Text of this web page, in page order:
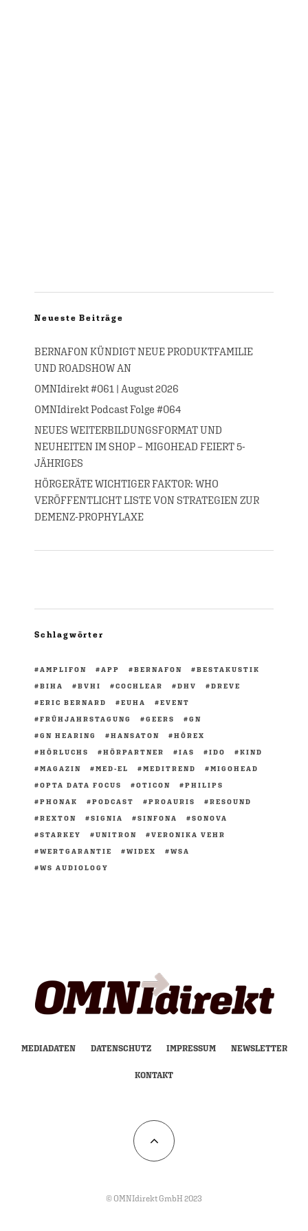
Neueste Beiträge
BERNAFON KÜNDIGT NEUE PRODUKTFAMILIE
UND ROADSHOW AN
OMNIdirekt #061 | August 2026
OMNIdirekt Podcast Folge #064
NEUES WEITERBILDUNGSFORMAT UND
NEUHEITEN IM SHOP – MIGOHEAD FEIERT 5-
JÄHRIGES
HÖRGERÄTE WICHTIGER FAKTOR: WHO
VERÖFFENTLICHT LISTE VON STRATEGIEN ZUR
DEMENZ-PROPHYLAXE
Schlagwörter
AMPLIFON APP BERNAFON
BESTAKUSTIK
BIHA
BVHI COCHLEAR DHV
DREVE
ERIC BERNARD
EUHA
EVENT
FRÜHJAHRSTAGUNG
GEERS
GN
GN HEARING
HANSATON
HÖREX
HÖRLUCHS
HÖRPARTNER IAS IDO
KIND
MAGAZIN
MED-EL MEDITREND
MIGOHEAD
OPTA DATA FOCUS
OTICON
PHILIPS
PHONAK
PODCAST PROAURIS
RESOUND
REXTON
SIGNIA SINFONA
SONOVA
STARKEY
UNITRON
VERONIKA VEHR
WERTGARANTIE
WIDEX
WSA
WS AUDIOLOGY
MEDIADATEN DATENSCHUTZ IMPRESSUM NEWSLETTER
KONTAKT
© OMNIdirekt GmbH 2023